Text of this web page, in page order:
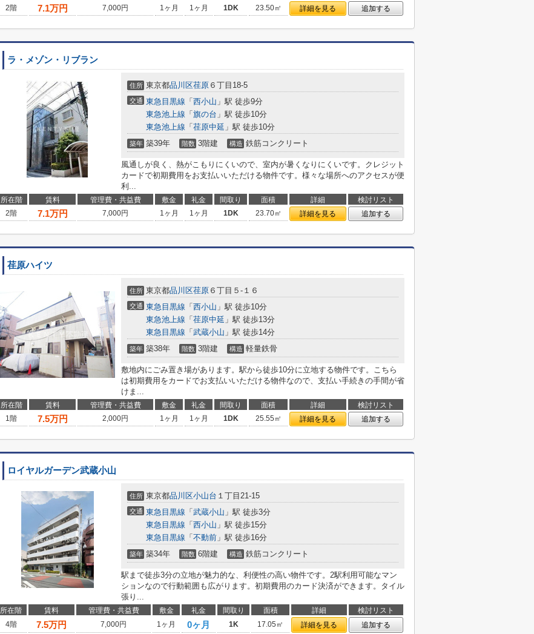
2階
7.1万円 7,000円 1ヶ月 1ヶ月 1DK 23.50㎡ 詳細を見る 追加する
ラ・メゾン・リブラン
住所 東京都品川区荏原 ６丁目18-5
交通 東急目黒線 「 西小山 」駅 徒歩9分
東急池上線 「 旗の台 」駅 徒歩10分
東急池上線 「 荏原中延 」駅 徒歩10分
築年 築39年 階数 3階建 構造 鉄筋コンクリート
風通しが良く、熱がこもりにくいので、室内が暑くなりにくいです。クレジット
カードで初期費用をお支払いいただける物件です。様々な場所へのアクセスが便
利...
所在階 賃料 管理費・共益費 敷金 礼金 間取り 面積 詳細
検討リスト
2階
7.1万円 7,000円 1ヶ月 1ヶ月 1DK 23.70㎡ 詳細を見る 追加する
荏原ハイツ
住所 東京都品川区荏原 ６丁目５-１６
交通 東急目黒線 「 西小山 」駅 徒歩10分
東急池上線 「 荏原中延 」駅 徒歩13分
東急目黒線 「 武蔵小山 」駅 徒歩14分
築年 築38年 階数 3階建 構造 軽量鉄骨
敷地内にごみ置き場があります。駅から徒歩10分に立地する物件です。こちら
は初期費用をカードでお支払いいただける物件なので、支払い手続きの手間が省
けま...
所在階 賃料 管理費・共益費 敷金 礼金 間取り 面積 詳細
検討リスト
1階
7.5万円 2,000円 1ヶ月 1ヶ月 1DK 25.55㎡ 詳細を見る 追加する
ロイヤルガーデン武蔵小山
住所 東京都品川区小山台 １丁目21-15
交通 東急目黒線 「 武蔵小山 」駅 徒歩3分
東急目黒線 「 西小山 」駅 徒歩15分
東急目黒線 「 不動前 」駅 徒歩16分
築年 築34年 階数 6階建 構造 鉄筋コンクリート
駅まで徒歩3分の立地が魅力的な、利便性の高い物件です。2駅利用可能なマン
ションなので行動範囲も広がります。初期費用のカード決済ができます。タイル
張り...
所在階 賃料 管理費・共益費 敷金 礼金 間取り 面積 詳細
検討リスト
4階
7.5万円 7,000円 1ヶ月 0ヶ月 1K 17.05㎡ 詳細を見る 追加する